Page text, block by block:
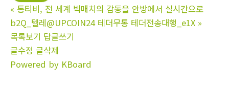
« 통티비, 전 세계 빅매치의 감동을 안방에서 실시간으로
b2Q_텔레@UPCOIN24 테더무통 테더전송대행_e1X »
목록보기 답글쓰기
글수정 글삭제
Powered by KBoard